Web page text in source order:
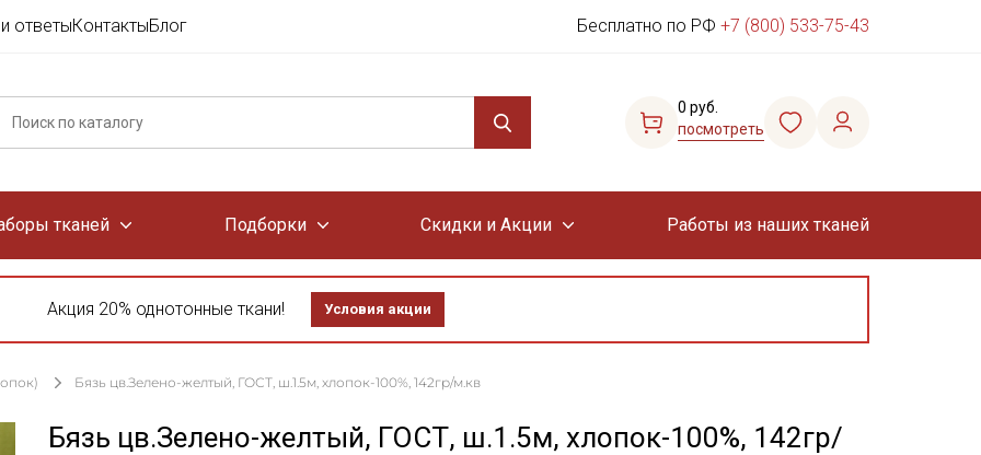
ответыКонтактыБлог Бесплатно по РФ +7 (800) 533-75-43
0 руб.
посмотреть
тканей Подборки Скидки и Акции Работы из наших тканей
Акция 20% однотонные ткани! Условия акции
Бязь цв.Зелено-желтый, ГОСТ, ш.1.5м, хлопок-100%, 142гр/м.кв
Бязь цв.Зелено-желтый, ГОСТ, ш.1.5м, хлопок-100%, 142гр/